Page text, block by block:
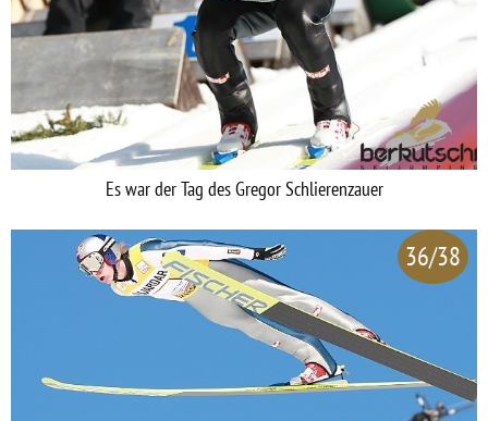
Es war der Tag des Gregor Schlierenzauer
36/38